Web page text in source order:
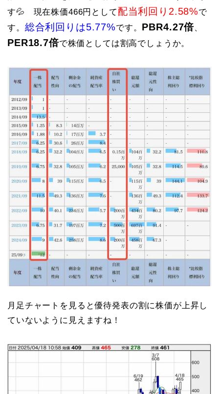
す💦 現在株価466円として 配当利回り2.58%で
す。 総合利回りは5.77%です。 PBR4.27倍、
PER18.7倍で株価としては割高でしょうか。
月足チャートを見ると優待発表の割に株価が上昇し
ていないように見えますね！